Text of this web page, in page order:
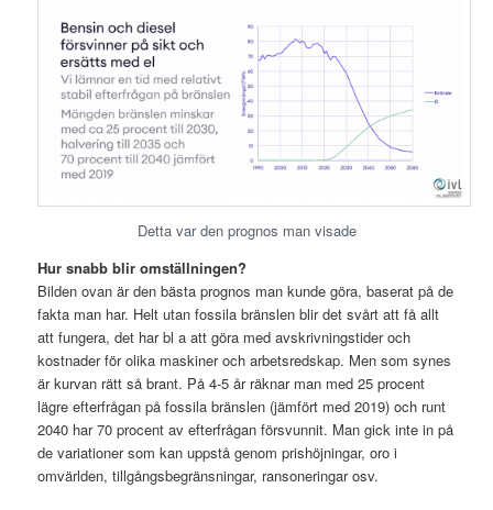
Detta var den prognos man visade
Hur snabb blir omställningen?
Bilden ovan är den bästa prognos man kunde göra, baserat på de
fakta man har. Helt utan fossila bränslen blir det svårt att få allt
att fungera, det har bl a att göra med avskrivningstider och
kostnader för olika maskiner och arbetsredskap. Men som synes
är kurvan rätt så brant. På 4-5 år räknar man med 25 procent
lägre efterfrågan på fossila bränslen (jämfört med 2019) och runt
2040 har 70 procent av efterfrågan försvunnit. Man gick inte in på
de variationer som kan uppstå genom prishöjningar, oro i
omvärlden, tillgångsbegränsningar, ransoneringar osv.